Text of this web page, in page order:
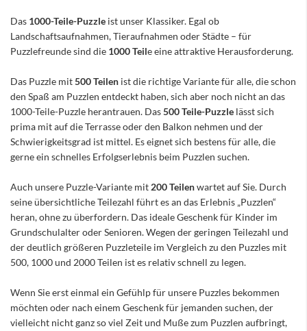
Das 1000-Teile-Puzzle ist unser Klassiker. Egal ob
Landschaftsaufnahmen, Tieraufnahmen oder Städte – für
Puzzlefreunde sind die 1000 Teile eine attraktive Herausforderung.
Das Puzzle mit500 Teilen ist die richtige Variante für alle, die schon
den Spaß am Puzzlen entdeckt haben, sich aber noch nicht an das
1000-Teile-Puzzle herantrauen. Das500 Teile-Puzzle lässt sich
prima mit auf die Terrasse oder den Balkon nehmen und der
Schwierigkeitsgrad ist mittel. Es eignet sich bestens für alle, die
gerne ein schnelles Erfolgserlebnis beim Puzzlen suchen.
Auch unsere Puzzle-Variante mit 200 Teilenwartet auf Sie. Durch
seine übersichtliche Teilezahl führt es an das Erlebnis „Puzzlen“
heran, ohne zu überfordern. Das ideale Geschenk für Kinder im
Grundschulalter oder Senioren. Wegen der geringen Teilezahl und
der deutlich größeren Puzzleteile im Vergleich zu den Puzzles mit
500, 1000 und 2000 Teilen ist es relativ schnell zu legen.
Wenn Sie erst einmal ein Gefühlp für unsere Puzzles bekommen
möchten oder nach einem Geschenk für jemanden suchen, der
vielleicht nicht ganz so viel Zeit und Muße zum Puzzlen aufbringt,